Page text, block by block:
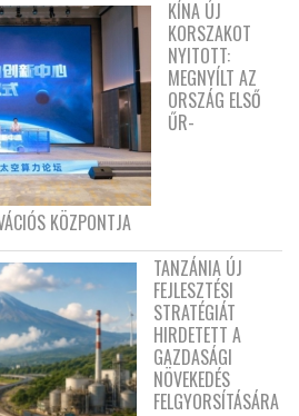
KÍNA ÚJ
KORSZAKOT
NYITOTT:
MEGNYÍLT AZ
ORSZÁG ELSŐ
ŰR-
KÖZPONTJA
TANZÁNIA ÚJ
FEJLESZTÉSI
STRATÉGIÁT
HIRDETETT A
GAZDASÁGI
NÖVEKEDÉS
FELGYORSÍTÁSÁRA